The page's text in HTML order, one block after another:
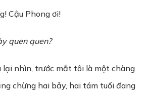
Cậu Phong ơi!
quen quen?
lại nhìn, trước mắt tôi là một chàng
chừng hai bảy, hai tám tuổi đang